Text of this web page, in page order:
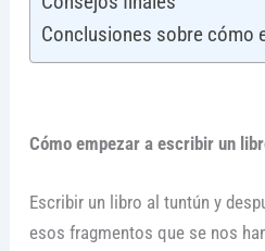
Conclusiones sobre cómo
Cómo empezar a escribir un
Escribir un libro al tuntún y
esos fragmentos que se nos